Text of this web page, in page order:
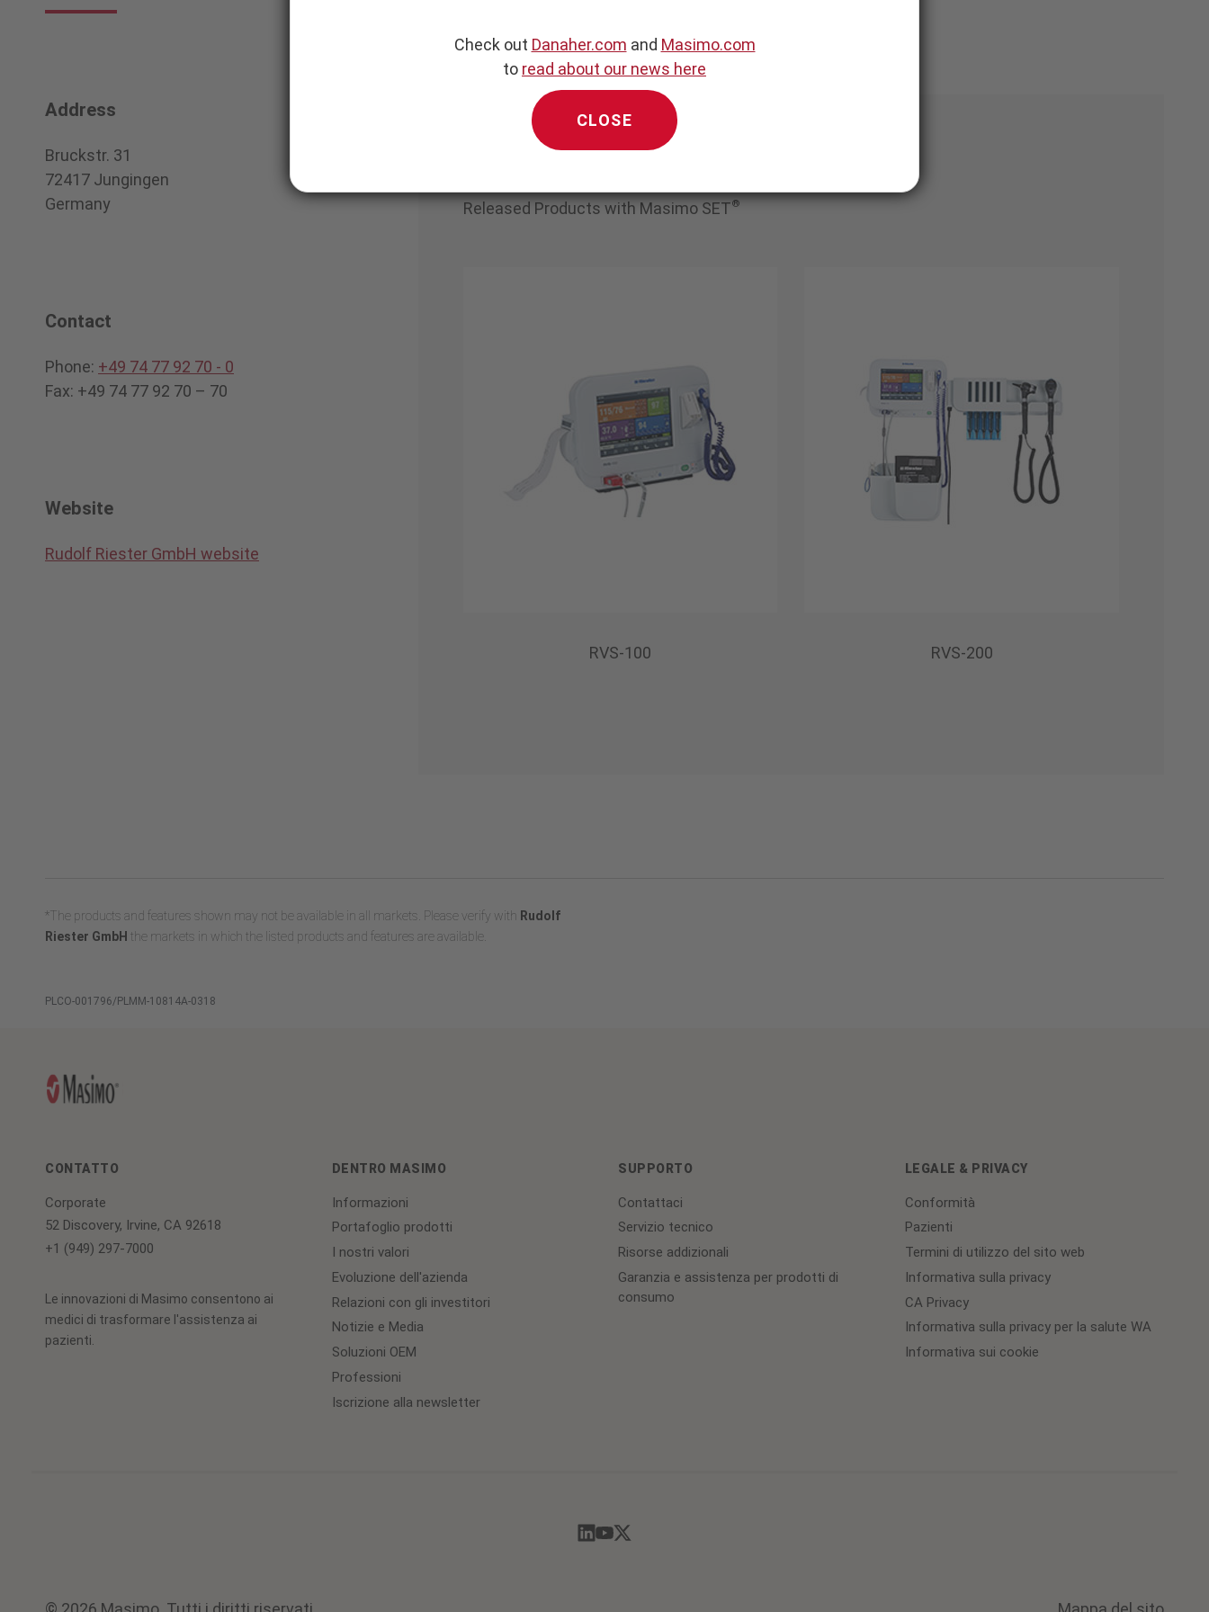
Address
Bruckstr. 31
72417 Jungingen
Germany
Contact
Phone: +49 74 77 92 70 - 0
Fax: +49 74 77 92 70 – 70
Website
Rudolf Riester GmbH website
Released Products with Masimo SET®
RVS-100 RVS-200
*The products and features shown may not be available in all markets. Please verify with Rudolf
Riester GmbH the markets in which the listed products and features are available.
PLCO-001796/PLMM-10814A-0318
CONTATTO
Corporate
52 Discovery, Irvine, CA 92618
+1 (949) 297-7000
Le innovazioni di Masimo consentono ai
medici di trasformare l'assistenza ai
pazienti.
DENTRO MASIMO
Informazioni
Portafoglio prodotti
I nostri valori
Evoluzione dell'azienda
Relazioni con gli investitori
Notizie e Media
Soluzioni OEM
Professioni
Iscrizione alla newsletter
SUPPORTO
Contattaci
Servizio tecnico
Risorse addizionali
Garanzia e assistenza per prodotti di
consumo
LEGALE & PRIVACY
Conformità
Pazienti
Termini di utilizzo del sito web
Informativa sulla privacy
CA Privacy
Informativa sulla privacy per la salute WA
Informativa sui cookie
Check out Danaher.com and Masimo.com
to read about our news here
CLOSE